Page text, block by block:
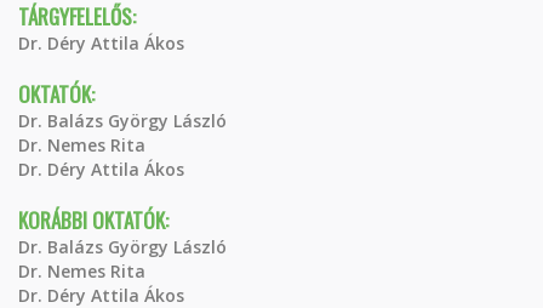
TÁRGYFELELŐS:
Dr. Déry Attila Ákos
OKTATÓK:
Dr. Balázs György László
Dr. Nemes Rita
Dr. Déry Attila Ákos
KORÁBBI OKTATÓK:
Dr. Balázs György László
Dr. Nemes Rita
Dr. Déry Attila Ákos